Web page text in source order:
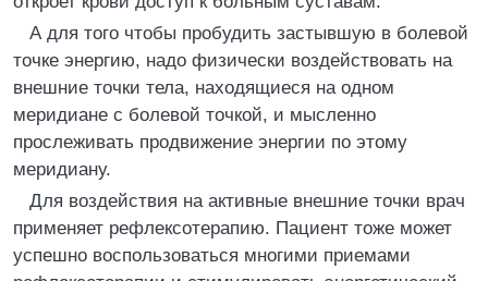
А для того чтобы пробудить застывшую в болевой
точке энергию, надо физически воздействовать на
внешние точки тела, находящиеся на одном
меридиане с болевой точкой, и мысленно
прослеживать продвижение энергии по этому
меридиану.
Для воздействия на активные внешние точки врач
применяет рефлексотерапию. Пациент тоже может
успешно воспользоваться многими приемами